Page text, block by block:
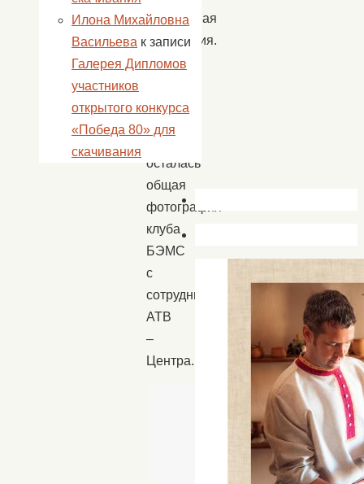
интересная
профессия.
встрече
осталась
общая
фотография
клуба
БЭМС
с
сотрудниками
АТВ
–
Центра.
Илона Михайловна
Васильева к записи
Галерея Дипломов
участников
открытого конкурса
«Победа 80» для
скачивания